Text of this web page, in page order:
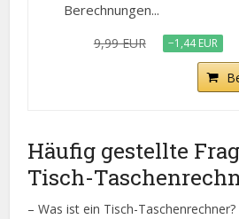
Berechnungen...
9,99 EUR −1,44 EUR
Häufig gestellte
Tisch-
– Was ist ein Tisch-Taschenrechner?